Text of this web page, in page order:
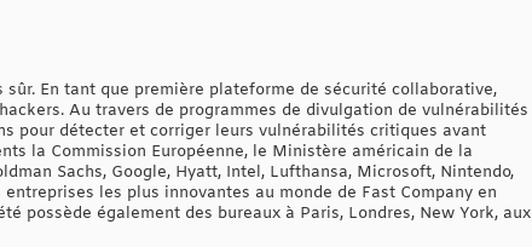
En tant que première plateforme de sécurité collaborative,
Au travers de programmes de divulgation de vulnérabilités
pour détecter et corriger leurs vulnérabilités critiques avant
la Commission Européenne, le Ministère américain de la
Sachs, Google, Hyatt, Intel, Lufthansa, Microsoft, Nintendo,
les plus innovantes au monde de Fast Company en
possède également des bureaux à Paris, Londres, New York, aux